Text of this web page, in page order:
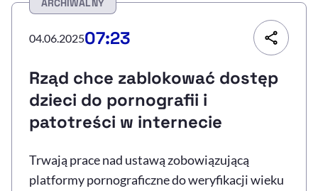
ARCHIWALNY
04.06.202507:23
Rząd chce zablokować dostęp
dzieci do pornografii i
patotreści w internecie
Trwają prace nad ustawą zobowiązującą
platformy pornograficzne do weryfikacji wieku